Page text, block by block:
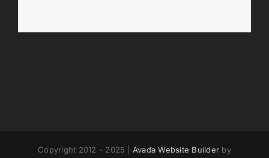
Copyright 2012 - 2025 | Avada Website Builder by